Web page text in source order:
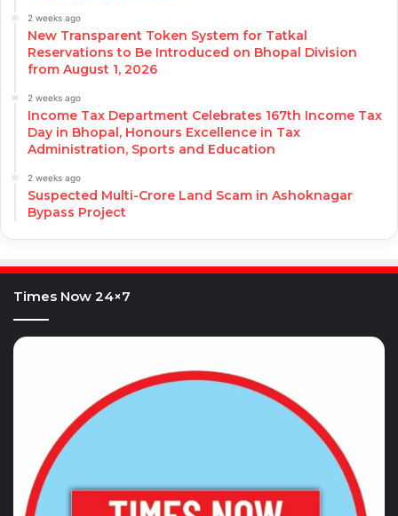
2 weeks ago
New Transparent Token System for Tatkal
Reservations to Be Introduced on Bhopal Division
from August 1, 2026
2 weeks ago
Income Tax Department Celebrates 167th Income Tax
Day in Bhopal, Honours Excellence in Tax
Administration, Sports and Education
2 weeks ago
Suspected Multi-Crore Land Scam in Ashoknagar
Bypass Project
Times Now 24×7